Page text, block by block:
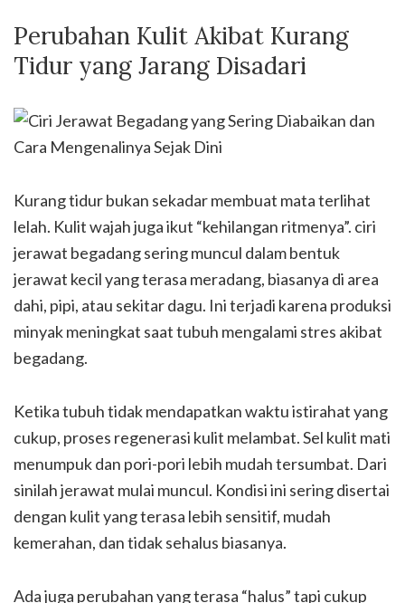
Perubahan Kulit Akibat Kurang
Tidur yang Jarang Disadari
Kurang tidur bukan sekadar membuat mata terlihat
lelah. Kulit wajah juga ikut “kehilangan ritmenya”. ciri
jerawat begadang sering muncul dalam bentuk
jerawat kecil yang terasa meradang, biasanya di area
dahi, pipi, atau sekitar dagu. Ini terjadi karena produksi
minyak meningkat saat tubuh mengalami stres akibat
begadang.
Ketika tubuh tidak mendapatkan waktu istirahat yang
cukup, proses regenerasi kulit melambat. Sel kulit mati
menumpuk dan pori-pori lebih mudah tersumbat. Dari
sinilah jerawat mulai muncul. Kondisi ini sering disertai
dengan kulit yang terasa lebih sensitif, mudah
kemerahan, dan tidak sehalus biasanya.
Ada juga perubahan yang terasa “halus” tapi cukup